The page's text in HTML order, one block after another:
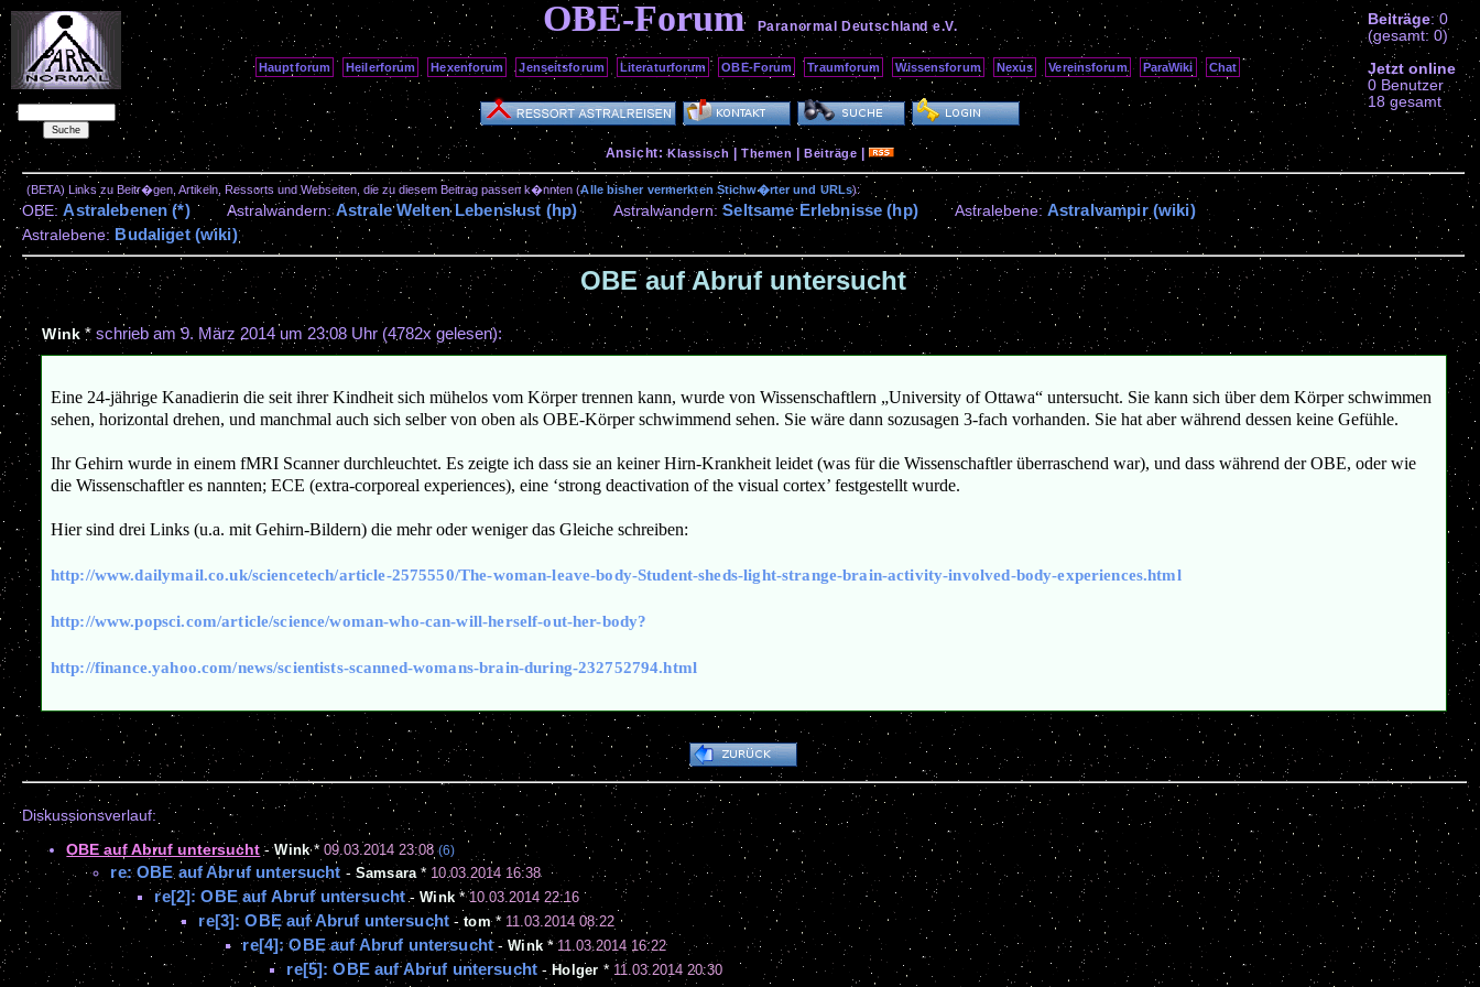
Beiträge: 0
(gesamt: 0)
Jetzt online
0 Benutzer
18 gesamt
OBE-Forum Paranormal Deutschland e.V.
Hauptforum Heilerforum Hexenforum Jenseitsforum Literaturforum OBE-Forum Traumforum Wissensforum Nexus Vereinsforum ParaWiki Chat
Ansicht:Klassisch Themen |Beiträge |
(BETA) Links zu Beitr�gen, Artikeln, Ressorts und Webseiten, die zu diesem Beitrag passen k�nnten (Alle bisher vermerkten Stichw�rter und URLs):
OBE:Astralebenen (*) Astralwandern:Astrale Welten Lebenslust (hp) Astralwandern:Seltsame Erlebnisse (hp) Astralebene: Astralvampir (wiki)
Astralebene: Budaliget (wiki)
OBE auf Abruf untersucht
Wink *schrieb am9. März 2014 um 23:08 Uhr (4782x gelesen):
Eine 24-jährige Kanadierin die seit ihrer Kindheit sich mühelos vom Körper trennen kann, wurde von Wissenschaftlern „University of Ottawa“ untersucht. Sie kann sich über dem Körper schwimmen
sehen, horizontal drehen, und manchmal auch sich selber von oben als OBE-Körper schwimmend sehen. Sie wäre dann sozusagen 3-fach vorhanden. Sie hat aber während dessen keine Gefühle.
Ihr Gehirn wurde in einem fMRI Scanner durchleuchtet. Es zeigte ich dass sie an keiner Hirn-Krankheit leidet (was für die Wissenschaftler überraschend war), und dass während der OBE, oder wie
die Wissenschaftler es nannten; ECE (extra-corporeal experiences), eine ‘strong deactivation of the visual cortex’ festgestellt wurde.
Hier sind drei Links (u.a. mit Gehirn-Bildern) die mehr oder weniger das Gleiche schreiben:
http://www.dailymail.co.uk/sciencetech/article-2575550/The-woman-leave-body-Student-sheds-light-strange-brain-activity-involved-body-experiences.html
http://www.popsci.com/article/science/woman-who-can-will-herself-out-her-body?
http://finance.yahoo.com/news/scientists-scanned-womans-brain-during-232752794.html
Diskussionsverlauf:
OBE auf Abruf untersucht -Wink*09.03.2014 23:08 (6)
re: OBE auf Abruf untersucht - Samsara * 10.03.2014 16:38
re[2]: OBE auf Abruf untersucht -Wink *10.03.2014 22:16
re[3]: OBE auf Abruf untersucht -tom* 11.03.2014 08:22
re[4]: OBE auf Abruf untersucht-Wink *11.03.2014 16:22
re[5]: OBE auf Abruf untersucht - Holger * 11.03.2014 20:30